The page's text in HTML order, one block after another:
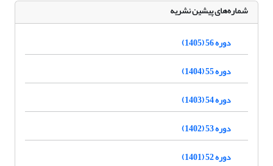
شماره‌های پیشین نشریه
دوره 56 (1405)
دوره 55 (1404)
دوره 54 (1403)
دوره 53 (1402)
دوره 52 (1401)